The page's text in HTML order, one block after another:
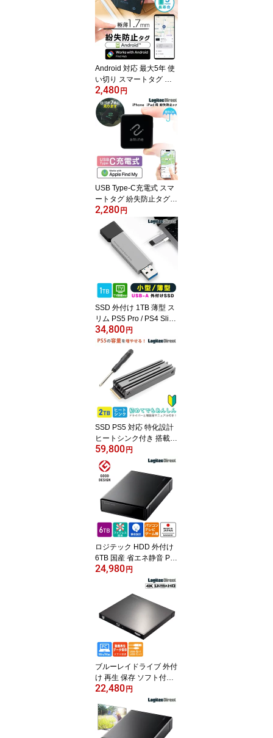
Android 対応 最大5年 使
い切り スマートタグ 紛
失防止タグ サーチタグ G
oogle「デバイスを探
す」対応 充電不要 電池
交換不要 忘れもの防止タ
グ カード型 薄型 小型 ア
ンドロイド 探し物発見 a
mine LGT-LWNNCD1BK
G new
2,480 円
USB Type-C充電式 スマ
ートタグ 紛失防止タグ
サーチタグ iPhone iPad
用 忘れもの防止タグ ami
ne 位置確認 追跡 探し物
発見 iOS スマホ タグ型 L
GT-LWUCTG1BKA new
2,280 円
SSD 外付け 1TB 薄型 ス
リム PS5 Pro / PS4 Slim
/ テレビ 録画 / PC 対応
小型 ポータブル スティ
ック USBメモリ タイプ
USB-A USB3.2 (Gen1)
ロジテック LMD-SPDL1
00U3 pr_1024gbs
34,800 円
SSD PS5 対応 特化設計
ヒートシンク付き 搭載
内蔵 m.2 ssd 2TB PS5 Pr
o 簡単 増設 Gen4x4対応
NVMe PS5拡張ストレー
ジLMD-PS5M200 ロジテ
ック
59,800 円
ロジテック HDD 外付け
6TB 国産 省エネ静音 PC
/ テレビ録画用 4K録画 大
容量 ハードディスク TV
3.5インチ PS4 / PS4 Pro
対応 USB3.1(Gen1) / US
B3.0 【LHD-EN60U3W
S】
24,980 円
ブルーレイドライブ 外付
け 再生 保存 ソフト付き
USB-C Type-C USB-A Ty
pe-A Blu-ray BD DVD C
D M-Disc BDXL ブルーレ
イ再生対応 ロジテック L
BD-LPWAWU3CSDB
22,480 円